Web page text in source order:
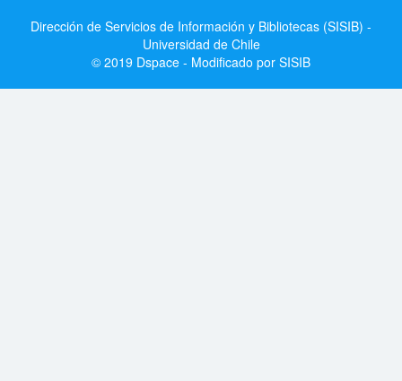
Dirección de Servicios de Información y Bibliotecas (SISIB) -
Universidad de Chile
© 2019 Dspace - Modificado por SISIB